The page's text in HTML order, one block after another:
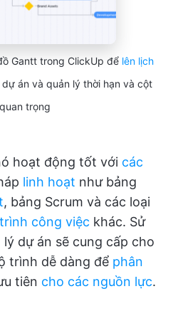
Gantt trong ClickUp để lên lịch
án và quản lý thời hạn và cột
trọng
hoạt động tốt với các
linh hoạt như bảng
, bảng Scrum và các loại
công việc khác. Sử
dự án sẽ cung cấp cho
trình dễ dàng để phân
tiên cho các nguồn lực.